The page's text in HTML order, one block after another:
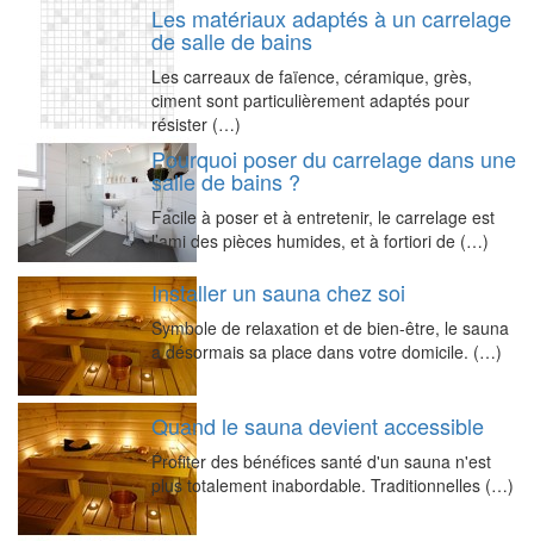
Les matériaux adaptés à un carrelage
de salle de bains
Les carreaux de faïence, céramique, grès,
ciment sont particulièrement adaptés pour
résister (…)
Pourquoi poser du carrelage dans une
salle de bains ?
Facile à poser et à entretenir, le carrelage est
l’ami des pièces humides, et à fortiori de (…)
Installer un sauna chez soi
Symbole de relaxation et de bien-être, le sauna
a désormais sa place dans votre domicile. (…)
Quand le sauna devient accessible
Profiter des bénéfices santé d'un sauna n'est
plus totalement inabordable. Traditionnelles (…)